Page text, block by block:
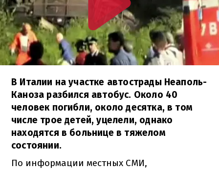
В Италии на участке автострады Неаполь-
Каноза разбился автобус. Около 40
человек погибли, около десятка, в том
числе трое детей, уцелели, однако
находятся в больнице в тяжелом
состоянии.
По информации местных СМИ,